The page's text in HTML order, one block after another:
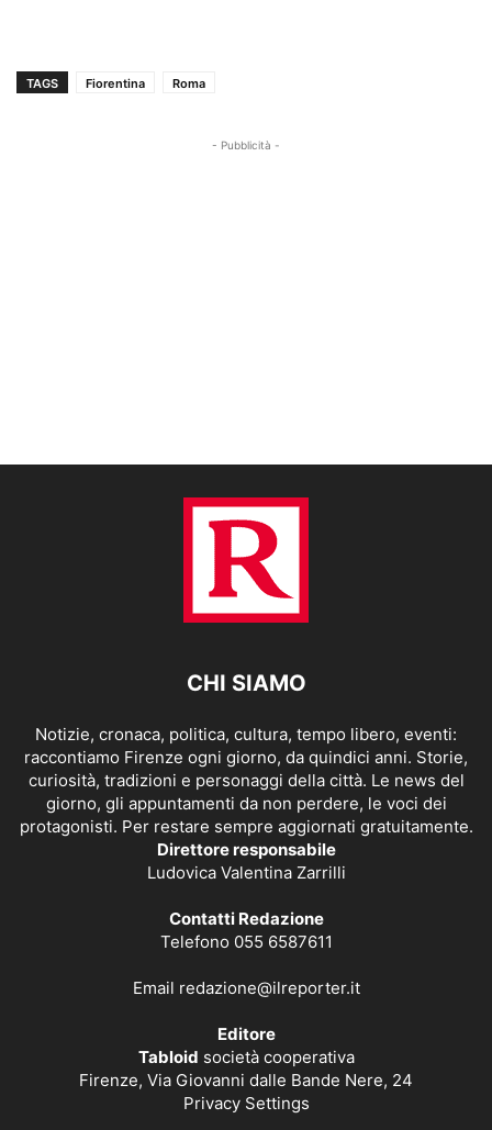
TAGS Fiorentina Roma
- Pubblicità -
CHI SIAMO
Notizie, cronaca, politica, cultura, tempo libero, eventi:
raccontiamo Firenze ogni giorno, da quindici anni. Storie,
curiosità, tradizioni e personaggi della città. Le news del
giorno, gli appuntamenti da non perdere, le voci dei
protagonisti. Per restare sempre aggiornati gratuitamente.
Direttore responsabile
Ludovica Valentina Zarrilli
Contatti Redazione
Telefono 055 6587611
Email redazione@ilreporter.it
Editore
Tabloid società cooperativa
Firenze, Via Giovanni dalle Bande Nere, 24
Privacy Settings